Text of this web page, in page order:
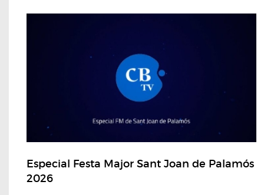
Especial Festa Major Sant Joan de Palamós
2026